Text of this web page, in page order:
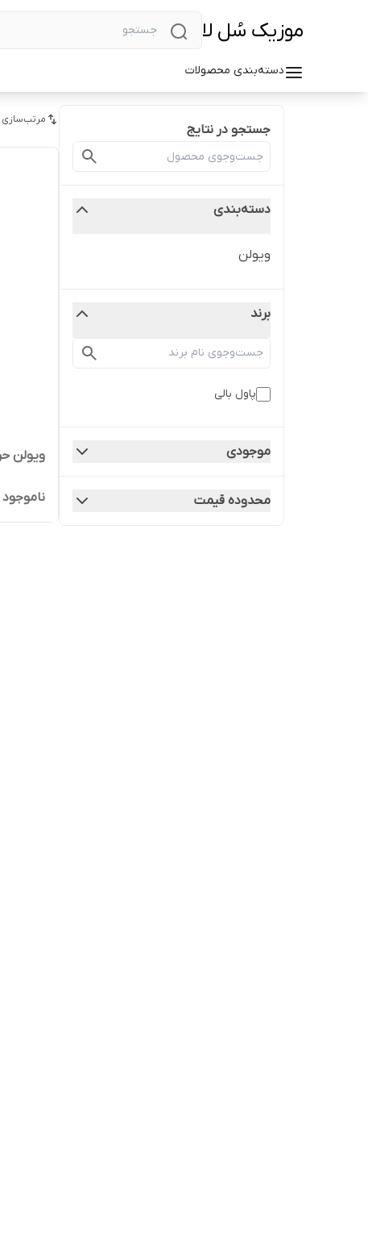
موزیک سُل لا
دسته‌بندی محصولات
جستجو در نتایج
دسته‌بندی
ویولن
برند
پاول بالی
موجودی
محدوده قیمت
ویولن
ناموجود